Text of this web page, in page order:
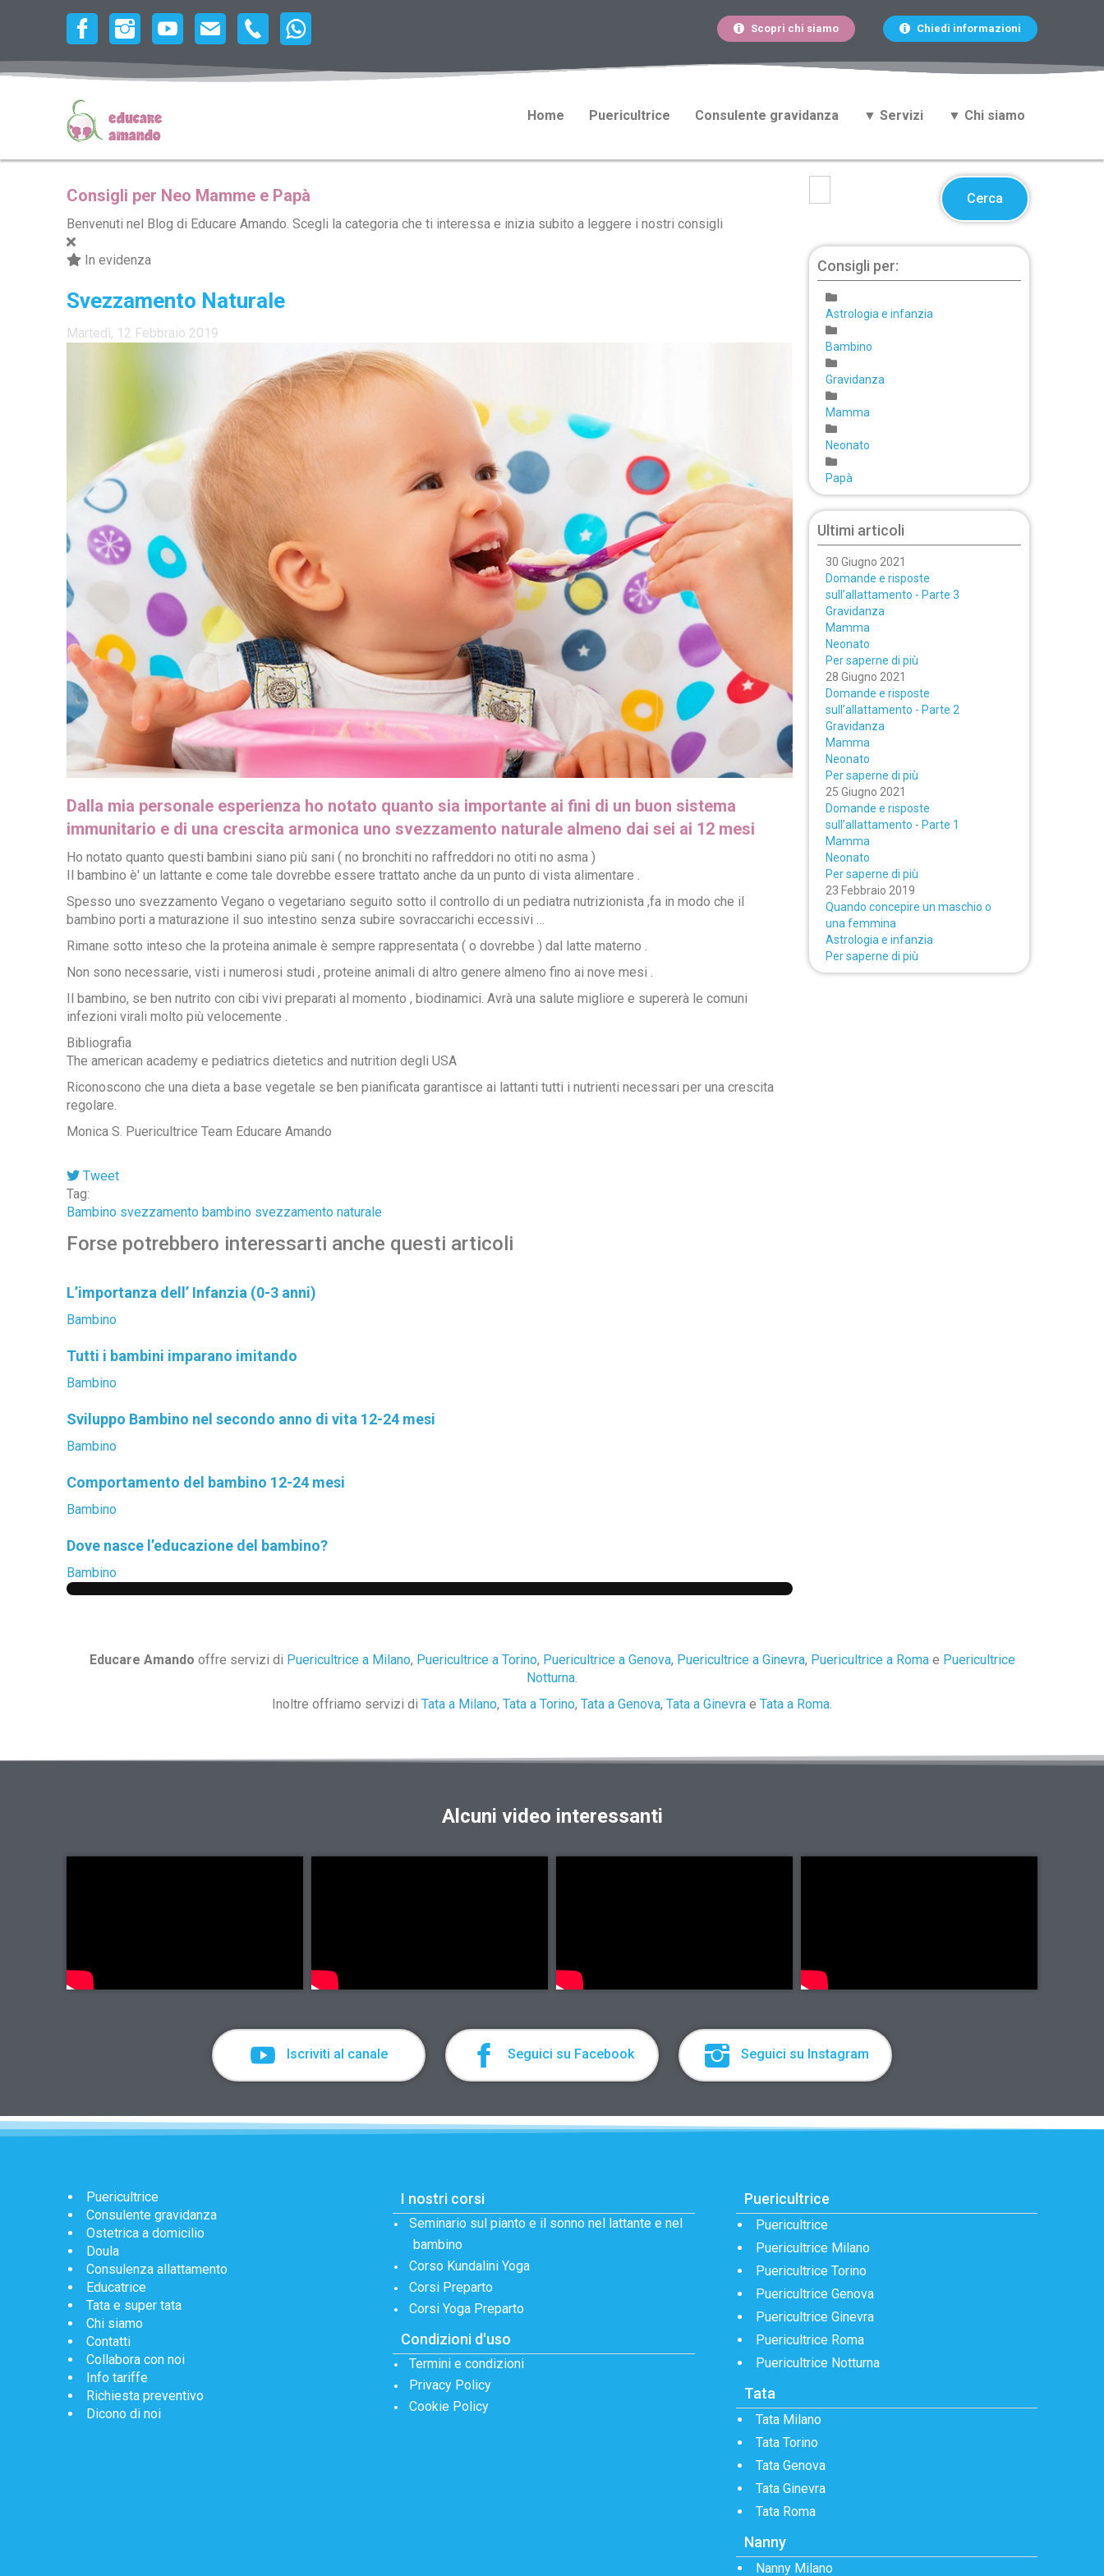
Scopri chi siamo Chiedi informazioni
Home Puericultrice Consulente gravidanza ▼ Servizi ▼ Chi siamo
Consigli per Neo Mamme e Papà
Benvenuti nel Blog di Educare Amando. Scegli la categoria che ti interessa e inizia subito a leggere i nostri consigli
In evidenza
Svezzamento Naturale
Martedì, 12 Febbraio 2019
Dalla mia personale esperienza ho notato quanto sia importante ai fini di un buon sistema
immunitario e di una crescita armonica uno svezzamento naturale almeno dai sei ai 12 mesi
Ho notato quanto questi bambini siano più sani ( no bronchiti no raffreddori no otiti no asma )
Il bambino è' un lattante e come tale dovrebbe essere trattato anche da un punto di vista alimentare .
Spesso uno svezzamento Vegano o vegetariano seguito sotto il controllo di un pediatra nutrizionista ,fa in modo che il
bambino porti a maturazione il suo intestino senza subire sovraccarichi eccessivi …
Rimane sotto inteso che la proteina animale è sempre rappresentata ( o dovrebbe ) dal latte materno .
Non sono necessarie, visti i numerosi studi , proteine animali di altro genere almeno fino ai nove mesi .
Il bambino, se ben nutrito con cibi vivi preparati al momento , biodinamici. Avrà una salute migliore e supererà le comuni
infezioni virali molto più velocemente .
Bibliografia
The american academy e pediatrics dietetics and nutrition degli USA
Riconoscono che una dieta a base vegetale se ben pianificata garantisce ai lattanti tutti i nutrienti necessari per una crescita
regolare.
Monica S. Puericultrice Team Educare Amando
Tweet
Tag:
Bambino svezzamento bambino svezzamento naturale
Forse potrebbero interessarti anche questi articoli
L’importanza dell’ Infanzia (0-3 anni)
Bambino
Tutti i bambini imparano imitando
Bambino
Sviluppo Bambino nel secondo anno di vita 12-24 mesi
Bambino
Comportamento del bambino 12-24 mesi
Bambino
Dove nasce l’educazione del bambino?
Bambino
Cerca
Consigli per:
Astrologia e infanzia
Bambino
Gravidanza
Mamma
Neonato
Papà
Ultimi articoli
30 Giugno 2021
Domande e risposte
sull’allattamento - Parte 3
Gravidanza
Mamma
Neonato
Per saperne di più
28 Giugno 2021
Domande e risposte
sull’allattamento - Parte 2
Gravidanza
Mamma
Neonato
Per saperne di più
25 Giugno 2021
Domande e risposte
sull’allattamento - Parte 1
Mamma
Neonato
Per saperne di più
23 Febbraio 2019
Quando concepire un maschio o
una femmina
Astrologia e infanzia
Per saperne di più
Educare Amando offre servizi di Puericultrice a Milano, Puericultrice a Torino, Puericultrice a Genova, Puericultrice a Ginevra, Puericultrice a Romae Puericultrice
Notturna
Inoltre offriamo servizi di Tata a Milano, Tata a Torino, Tata a Genova, Tata a Ginevra e Tata a Roma
Alcuni video interessanti
Iscriviti al canale Seguici su Facebook Seguici su Instagram
Puericultrice
Consulente gravidanza
Ostetrica a domicilio
Doula
Consulenza allattamento
Educatrice
Tata e super tata
Chi siamo
Contatti
Collabora con noi
Info tariffe
Richiesta preventivo
Dicono di noi
I nostri corsi
Seminario sul pianto e il sonno nel lattante e nel
bambino
Corso Kundalini Yoga
Corsi Preparto
Corsi Yoga Preparto
Condizioni d'uso
Termini e condizioni
Privacy Policy
Cookie Policy
Puericultrice
Puericultrice
Puericultrice Milano
Puericultrice Torino
Puericultrice Genova
Puericultrice Ginevra
Puericultrice Roma
Puericultrice Notturna
Tata
Tata Milano
Tata Torino
Tata Genova
Tata Ginevra
Tata Roma
Nanny
Nanny Milano